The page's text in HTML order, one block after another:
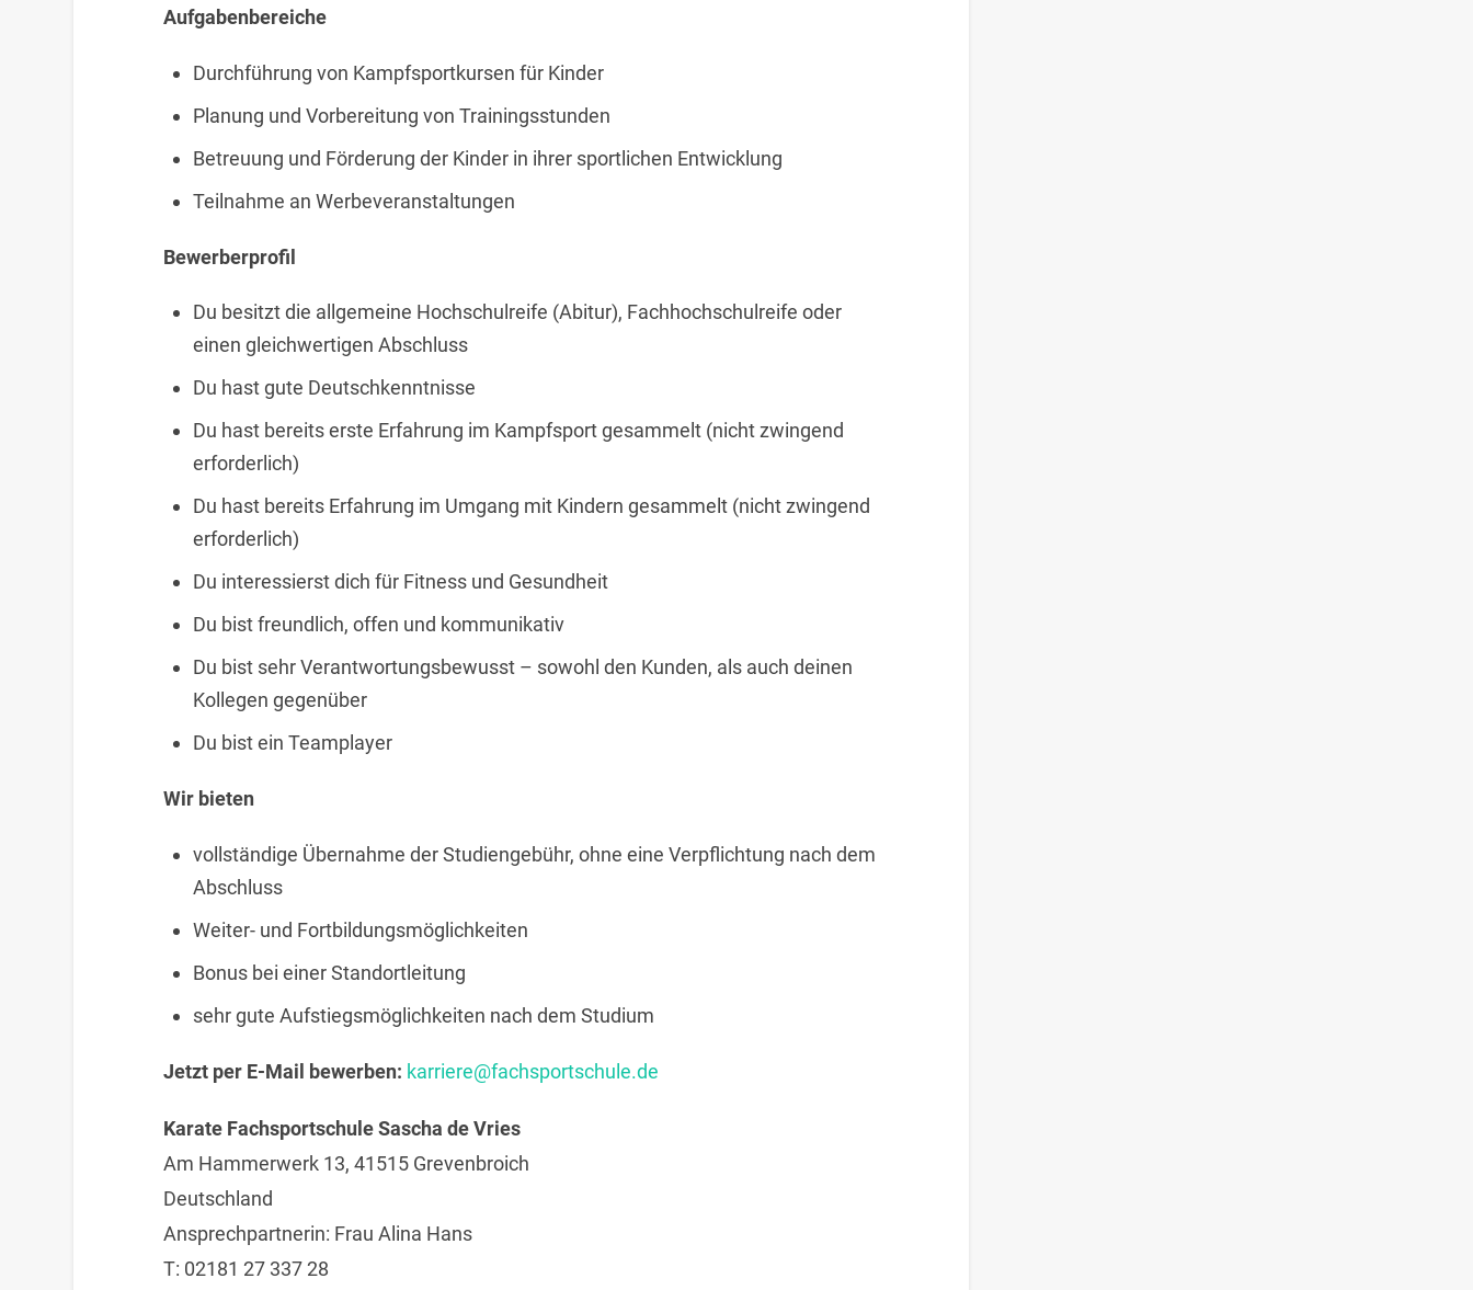
Aufgabenbereiche
Durchführung von Kampfsportkursen für Kinder
Planung und Vorbereitung von Trainingsstunden
Betreuung und Förderung der Kinder in ihrer sportlichen Entwicklung
Teilnahme an Werbeveranstaltungen
Bewerberprofil
Du besitzt die allgemeine Hochschulreife (Abitur), Fachhochschulreife oder
einen gleichwertigen Abschluss
Du hast gute Deutschkenntnisse
Du hast bereits erste Erfahrung im Kampfsport gesammelt (nicht zwingend
erforderlich)
Du hast bereits Erfahrung im Umgang mit Kindern gesammelt (nicht zwingend
erforderlich)
Du interessierst dich für Fitness und Gesundheit
Du bist freundlich, offen und kommunikativ
Du bist sehr Verantwortungsbewusst – sowohl den Kunden, als auch deinen
Kollegen gegenüber
Du bist ein Teamplayer
Wir bieten
vollständige Übernahme der Studiengebühr, ohne eine Verpflichtung nach dem
Abschluss
Weiter- und Fortbildungsmöglichkeiten
Bonus bei einer Standortleitung
sehr gute Aufstiegsmöglichkeiten nach dem Studium
Jetzt per E-Mail bewerben: karriere@fachsportschule.de
Karate Fachsportschule Sascha de Vries
Am Hammerwerk 13, 41515 Grevenbroich
Deutschland
Ansprechpartnerin: Frau Alina Hans
T: 02181 27 337 28